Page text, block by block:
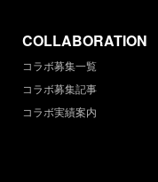
COLLABORATION
コラボ募集一覧
コラボ募集記事
コラボ実績案内